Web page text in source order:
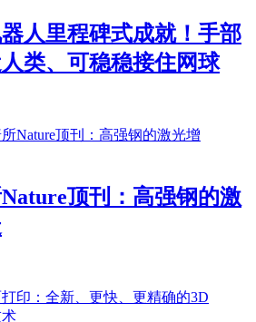
人里程碑式成就！手部
类、可稳稳接住网球
顶刊：高强钢的激